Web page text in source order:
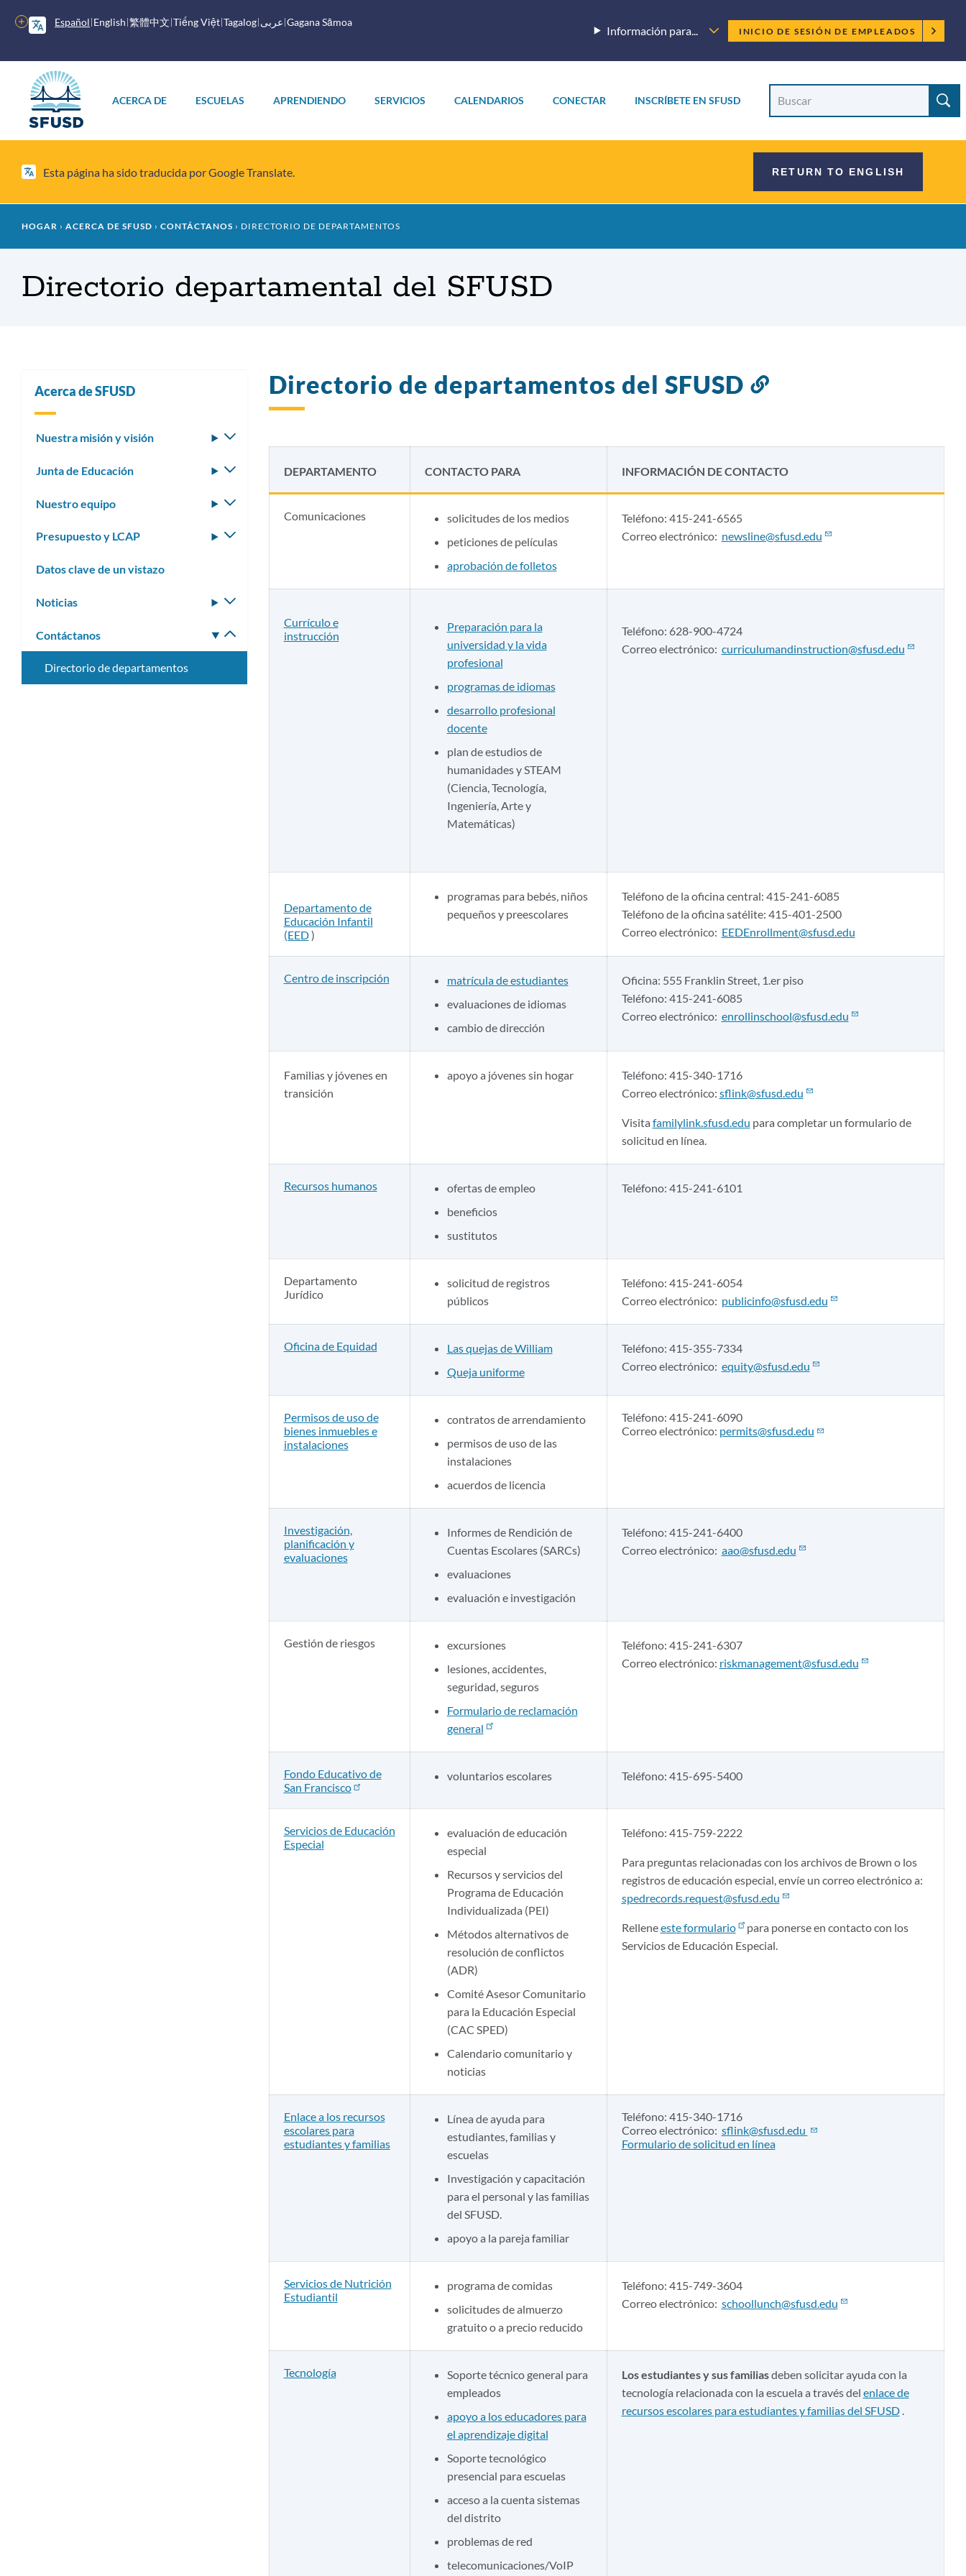
contenido
Español English 繁體中文 Tiếng Việt Tagalog عربى Gagana Sāmoa
Más
opciones
Información para...
Menú
para
empleados
INICIO DE SESIÓN DE EMPLEADOS
principal
ACERCA DE ESCUELAS APRENDIENDO SERVICIOS CALENDARIOS CONECTAR INSCRÍBETE EN SFUSD
Búsqueda
el
sitio
en
el
Esta página ha sido traducida por Google Translate. RETURN TO ENGLISH
Migaja
pan
HOGAR ACERCA DE SFUSD CONTÁCTANOS DIRECTORIO DE DEPARTAMENTOS
Directorio departamental del SFUSD
Directorio de departamentos del SFUSD
Enlace
sección
DEPARTAMENTO CONTACTO PARA INFORMACIÓN DE CONTACTO
Comunicaciones
solicitudes de los medios
peticiones de películas
aprobación de folletos
Teléfono: 415-241-6565
Correo electrónico: newsline@sfusd.edu
Currículo e
instrucción
Preparación para la
universidad y la vida
profesional
programas de idiomas
desarrollo profesional
docente
plan de estudios de
humanidades y STEAM
(Ciencia, Tecnología,
Ingeniería, Arte y
Matemáticas)
Teléfono: 628-900-4724
Correo electrónico: curriculumandinstruction@sfusd.edu
Departamento de
Educación Infantil
(EED)
programas para bebés, niños
pequeños y preescolares
Teléfono de la oficina central: 415-241-6085
Teléfono de la oficina satélite: 415-401-2500
Correo electrónico: EEDEnrollment@sfusd.edu
Centro de inscripción
matrícula de estudiantes
evaluaciones de idiomas
cambio de dirección
Oficina: 555 Franklin Street, 1.er piso
Teléfono: 415-241-6085
Correo electrónico: enrollinschool@sfusd.edu
Familias y jóvenes en
transición
apoyo a jóvenes sin hogar
Teléfono: 415-340-1716
Correo electrónico: sflink@sfusd.edu
Visita familylink.sfusd.edu para completar un formulario de
solicitud en línea.
Recursos humanos
ofertas de empleo
beneficios
sustitutos
Teléfono: 415-241-6101
Departamento
Jurídico
solicitud de registros
públicos
Teléfono: 415-241-6054
Correo electrónico: publicinfo@sfusd.edu
Oficina de Equidad
Las quejas de William
Queja uniforme
Teléfono: 415-355-7334
Correo electrónico: equity@sfusd.edu
Permisos de uso de
bienes inmuebles e
instalaciones
contratos de arrendamiento
permisos de uso de las
instalaciones
acuerdos de licencia
Teléfono: 415-241-6090
Correo electrónico: permits@sfusd.edu
Investigación,
planificación y
evaluaciones
Informes de Rendición de
Cuentas Escolares (SARCs)
evaluaciones
evaluación e investigación
Teléfono: 415-241-6400
Correo electrónico: aao@sfusd.edu
Gestión de riesgos
excursiones
lesiones, accidentes,
seguridad, seguros
Formulario de reclamación
general
Teléfono: 415-241-6307
Correo electrónico: riskmanagement@sfusd.edu
Fondo Educativo de
San Francisco
voluntarios escolares Teléfono: 415-695-5400
Servicios de Educación
Especial
evaluación de educación
especial
Recursos y servicios del
Programa de Educación
Individualizada (PEI)
Métodos alternativos de
resolución de conflictos
(ADR)
Comité Asesor Comunitario
para la Educación Especial
(CAC SPED)
Calendario comunitario y
noticias
Teléfono: 415-759-2222
Para preguntas relacionadas con los archivos de Brown o los
registros de educación especial, envíe un correo electrónico a:
spedrecords.request@sfusd.edu
Relleneeste formulario
para ponerse en contacto con los
Servicios de Educación Especial.
Enlace a los recursos
escolares para
estudiantes y familias
Línea de ayuda para
estudiantes, familias y
escuelas
Investigación y capacitación
para el personal y las familias
del SFUSD.
apoyo a la pareja familiar
Teléfono: 415-340-1716
Correo electrónico: sflink@sfusd.edu
Formulario de solicitud en línea
Servicios de Nutrición
Estudiantil
programa de comidas
solicitudes de almuerzo
gratuito o a precio reducido
Teléfono: 415-749-3604
Correo electrónico: schoollunch@sfusd.edu
Tecnología
Soporte técnico general para
empleados
apoyo a los educadores para
el aprendizaje digital
Soporte tecnológico
presencial para escuelas
acceso a la cuenta sistemas
del distrito
problemas de red
telecomunicaciones/VoIP
Los estudiantes y sus familiasdeben solicitar ayuda con la
tecnología relacionada con la escuela a través del enlace de
recursos escolares para estudiantes y familias del SFUSD.
Acerca de SFUSD
Nuestra misión y visión
Alternar
Junta de Educación
Alternar
Nuestro equipo
Alternar
Presupuesto y LCAP
Alternar
Datos clave de un vistazo
Noticias
Alternar
Contáctanos
Alternar
submenú
Directorio de departamentos